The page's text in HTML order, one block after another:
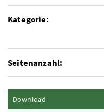
Kategorie:
Seitenanzahl:
Download